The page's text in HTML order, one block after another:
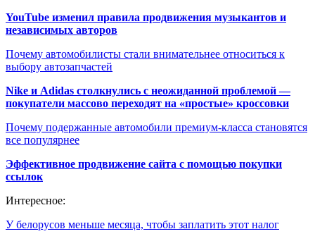
YouTube изменил правила продвижения музыкантов и
независимых авторов
Почему автомобилисты стали внимательнее относиться к
выбору автозапчастей
Nike и Adidas столкнулись с неожиданной проблемой —
покупатели массово переходят на «простые» кроссовки
Почему подержанные автомобили премиум-класса становятся
все популярнее
Эффективное продвижение сайта с помощью покупки
ссылок
Интересное:
У белорусов меньше месяца, чтобы заплатить этот налог